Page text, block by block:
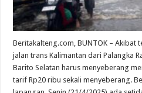
Beritakalteng.com, BUNTOK – Akibat
jalan trans Kalimantan dari Palangka
Barito Selatan harus menyeberang
tarif Rp20 ribu sekali menyeberang.